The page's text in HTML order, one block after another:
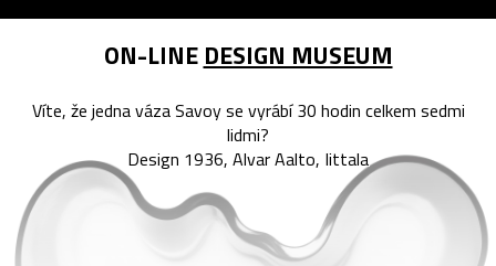
ON-LINE DESIGN MUSEUM
Víte, že jedna váza Savoy se vyrábí 30 hodin celkem sedmi
lidmi?
Design 1936, Alvar Aalto, Iittala